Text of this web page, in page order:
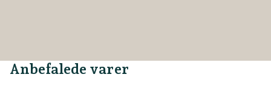
Anbefalede varer